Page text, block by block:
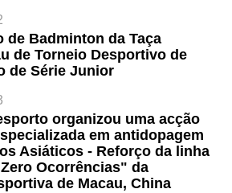
de Badminton da Taça
de Torneio Desportivo de
de Série Junior
organizou uma acção
em antidopagem
Asiáticos - Reforço da linha
Ocorrências" da
de Macau, China